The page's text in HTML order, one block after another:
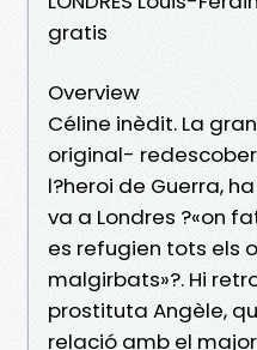
gratis
Overview
Céline inèdit. La
original-
l?heroi de Guerra,
va a Londres ?«on
es refugien tots els
malgirbats»?. Hi
prostituta Angèle,
relació amb el major